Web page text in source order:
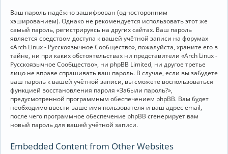
Ваш пароль надёжно зашифрован (односторонним
хэшированием). Однако не рекомендуется использовать этот же
самый пароль, регистрируясь на других сайтах. Ваш пароль
является средством доступа к вашей учётной записи на форумах
«Arch Linux - Русскоязычное Сообщество», пожалуйста, храните его в
тайне, ни при каких обстоятельствах ни представители «Arch Linux -
Русскоязычное Сообщество», ни phpBB Limited, ни другое третье
лицо не вправе спрашивать ваш пароль. В случае, если вы забудете
ваш пароль к вашей учётной записи, вы сможете воспользоваться
функцией восстановления пароля «Забыли пароль?»,
предусмотренной программным обеспечением phpBB. Вам будет
необходимо ввести ваше имя пользователя и ваш адрес email,
после чего программное обеспечение phpBB сгенерирует вам
новый пароль для вашей учётной записи.
Embedded Content from Other Websites